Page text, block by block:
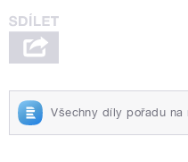
Všechny díly pořadu na